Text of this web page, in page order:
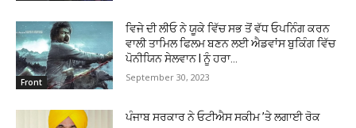
Front
ਵਿਜੇ ਦੀ ਲੀਓ ਨੇ ਯੂਕੇ ਵਿੱਚ ਸਭ ਤੋਂ ਵੱਧ ਓਪਨਿੰਗ ਕਰਨ
ਵਾਲੀ ਤਾਮਿਲ ਫਿਲਮ ਬਣਨ ਲਈ ਐਡਵਾਂਸ ਬੁਕਿੰਗ ਵਿੱਚ
ਪੋਨੀਯਿਨ ਸੇਲਵਾਨ I ਨੂੰ ਹਰਾ...
September 30, 2023
ਪੰਜਾਬ ਸਰਕਾਰ ਨੇ ਓਟੀਐਸ ਸਕੀਮ ’ਤੇ ਲਗਾਈ ਰੋਕ